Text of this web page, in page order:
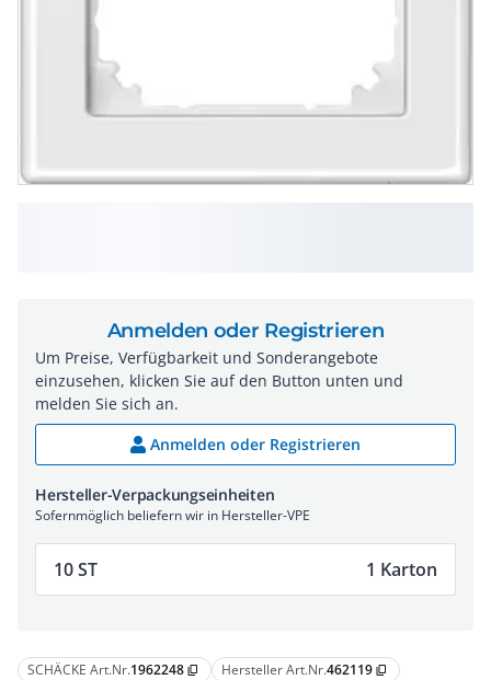
SCHÄCKE Art.Nr.1962248 content_copy Hersteller Art.Nr.462119 content_copy
Anmelden oder Registrieren
Um Preise, Verfügbarkeit und Sonderangebote
einzusehen, klicken Sie auf den Button unten und
melden Sie sich an.
Anmelden oder Registrieren
Hersteller-Verpackungseinheiten
Sofernmöglich beliefern wir in Hersteller-VPE
10 ST 1 Karton